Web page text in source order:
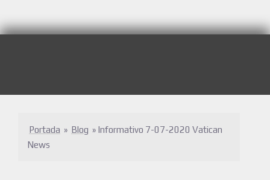
Portada » Blog » Informativo 7-07-2020 Vatican
News